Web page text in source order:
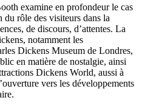
examine en profondeur le cas
rôle des visiteurs dans la
de discours, d’attentes. La
notamment les
Dickens Museum de Londres,
en matière de nostalgie, ainsi
Dickens World, aussi à
vers les développements